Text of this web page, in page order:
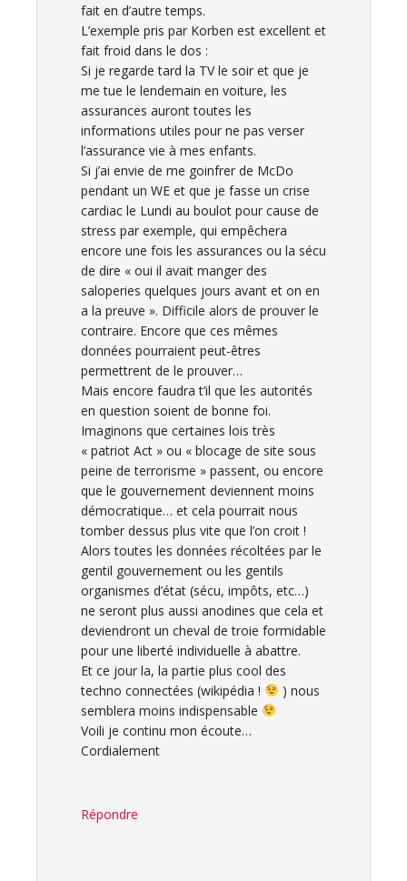
fait en d’autre temps.
L’exemple pris par Korben est excellent et
fait froid dans le dos :
Si je regarde tard la TV le soir et que je
me tue le lendemain en voiture, les
assurances auront toutes les
informations utiles pour ne pas verser
l’assurance vie à mes enfants.
Si j’ai envie de me goinfrer de McDo
pendant un WE et que je fasse un crise
cardiac le Lundi au boulot pour cause de
stress par exemple, qui empêchera
encore une fois les assurances ou la sécu
de dire « oui il avait manger des
saloperies quelques jours avant et on en
a la preuve ». Difficile alors de prouver le
contraire. Encore que ces mêmes
données pourraient peut-êtres
permettrent de le prouver…
Mais encore faudra t’il que les autorités
en question soient de bonne foi.
Imaginons que certaines lois très
« patriot Act » ou « blocage de site sous
peine de terrorisme » passent, ou encore
que le gouvernement deviennent moins
démocratique… et cela pourrait nous
tomber dessus plus vite que l’on croit !
Alors toutes les données récoltées par le
gentil gouvernement ou les gentils
organismes d’état (sécu, impôts, etc…)
ne seront plus aussi anodines que cela et
deviendront un cheval de troie formidable
pour une liberté individuelle à abattre.
Et ce jour la, la partie plus cool des
techno connectées (wikipédia !
) nous
semblera moins indispensable
Voili je continu mon écoute…
Cordialement
Répondre